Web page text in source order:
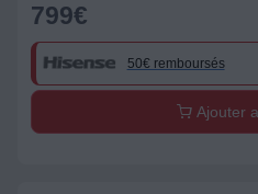
799€
50€ remboursés
Ajouter